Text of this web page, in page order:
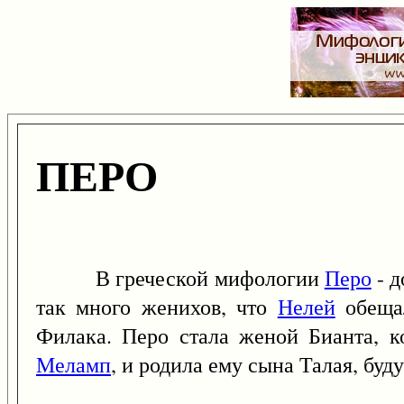
ПЕРО
В греческой мифологииПеро -
так много женихов, что Нелей
Филака. Перо стала женой Бианта,
Меламп, и родила ему сына Талая,